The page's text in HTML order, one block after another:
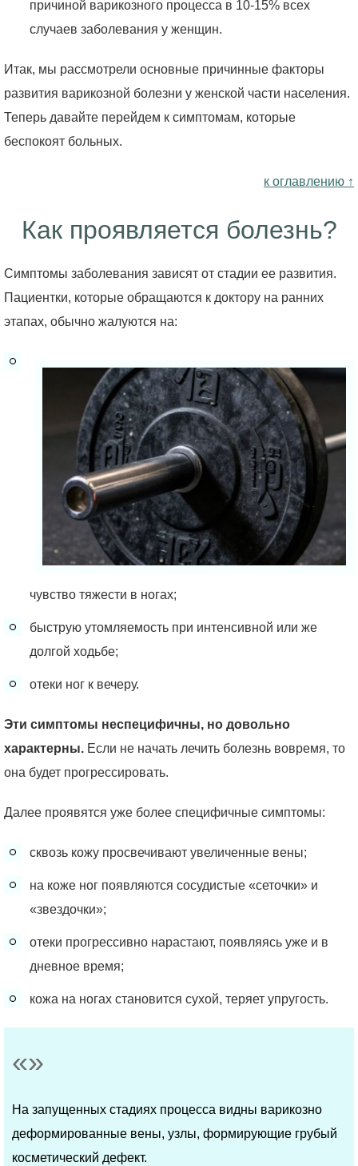
причиной варикозного процесса в 10-15% всех
случаев заболевания у женщин.
Итак, мы рассмотрели основные причинные факторы
развития варикозной болезни у женской части населения.
Теперь давайте перейдем к симптомам, которые
беспокоят больных.
к оглавлению ↑
Как проявляется болезнь?
Симптомы заболевания зависят от стадии ее развития.
Пациентки, которые обращаются к доктору на ранних
этапах, обычно жалуются на:
чувство тяжести в ногах;
быструю утомляемость при интенсивной или же
долгой ходьбе;
отеки ног к вечеру.
Эти симптомы неспецифичны, но довольно
характерны. Если не начать лечить болезнь вовремя, то
она будет прогрессировать.
Далее проявятся уже более специфичные симптомы:
сквозь кожу просвечивают увеличенные вены;
на коже ног появляются сосудистые «сеточки» и
«звездочки»;
отеки прогрессивно нарастают, появляясь уже и в
дневное время;
кожа на ногах становится сухой, теряет упругость.
На запущенных стадиях процесса видны варикозно
деформированные вены, узлы, формирующие грубый
косметический дефект.